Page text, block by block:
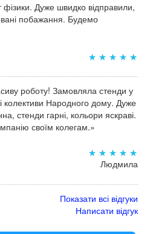
Дуже швидко відправили,
побажання. Будемо
роботу! Замовляла стенди у
колективи Народного дому. Дуже
стенди гарні, кольори яскраві.
своїм колегам.»
Людмила
Показати всі відгуки
Написати відгук